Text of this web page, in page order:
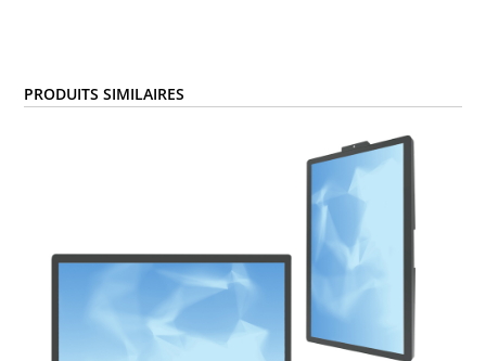
PRODUITS SIMILAIRES